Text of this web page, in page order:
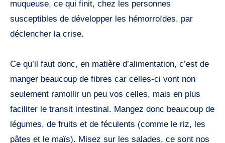
muqueuse, ce qui finit, chez les personnes
susceptibles de développer les hémorroïdes, par
déclencher la crise.
Ce qu’il faut donc, en matière d’alimentation, c’est de
manger beaucoup de fibres car celles-ci vont non
seulement ramollir un peu vos celles, mais en plus
faciliter le transit intestinal. Mangez donc beaucoup de
légumes, de fruits et de féculents (comme le riz, les
pâtes et le maïs). Misez sur les salades, ce sont nos